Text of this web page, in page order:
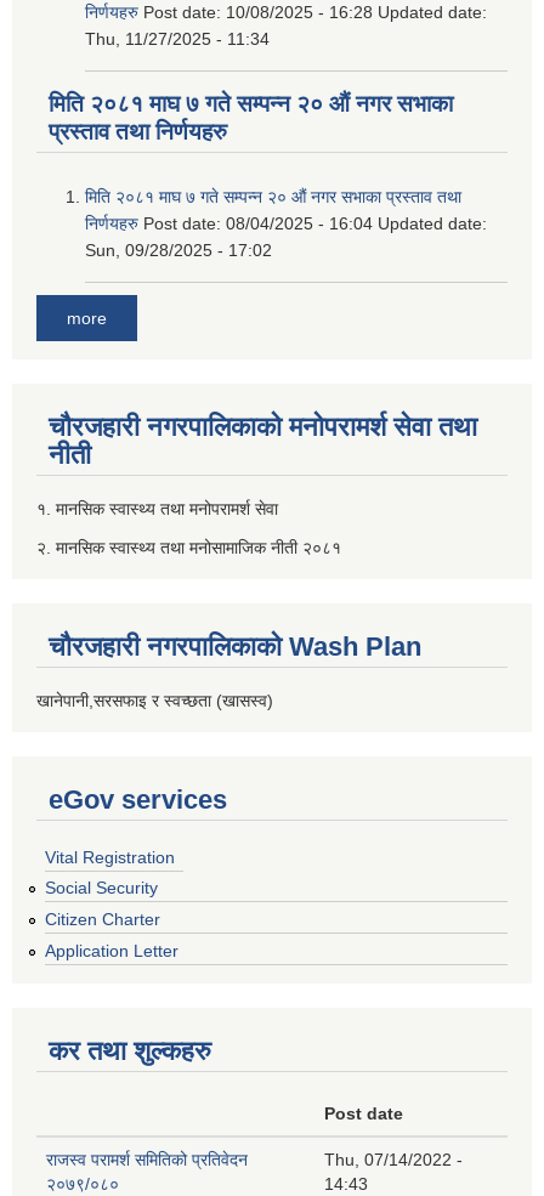
निर्णयहरु Post date: 10/08/2025 - 16:28 Updated date:
Thu, 11/27/2025 - 11:34
मिति २०८१ माघ ७ गते सम्पन्न २० औं नगर सभाका
प्रस्ताव तथा निर्णयहरु
मिति २०८१ माघ ७ गते सम्पन्न २० औं नगर सभाका प्रस्ताव तथा
निर्णयहरु Post date: 08/04/2025 - 16:04 Updated date:
Sun, 09/28/2025 - 17:02
more
चौरजहारी नगरपालिकाको मनोपरामर्श सेवा तथा
नीती
१. मानसिक स्वास्थ्य तथा मनोपरामर्श सेवा
२. मानसिक स्वास्थ्य तथा मनोसामाजिक नीती २०८१
चौरजहारी नगरपालिकाको Wash Plan
खानेपानी,सरसफाइ र स्वच्छता (खासस्व)
eGov services
Vital Registration
Social Security
Citizen Charter
Application Letter
कर तथा शुल्कहरु
Post date
राजस्व परामर्श समितिको प्रतिवेदन
२०७९/०८०
Thu, 07/14/2022 -
14:43